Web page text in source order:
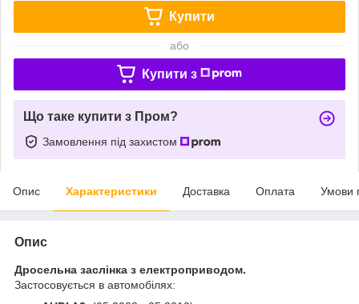
Купити
або
Купити з
Що таке купити з Пром?
Замовлення під захистом
Опис Характеристики Доставка Оплата Умови
Опис
Дросельна заслінка з електроприводом.
Застосовується в автомобілях: